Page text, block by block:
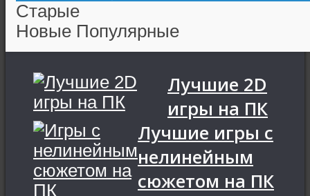
Старые
Новые Популярные
Лучшие 2D
игры на ПК
Лучшие игры с
нелинейным
сюжетом на ПК